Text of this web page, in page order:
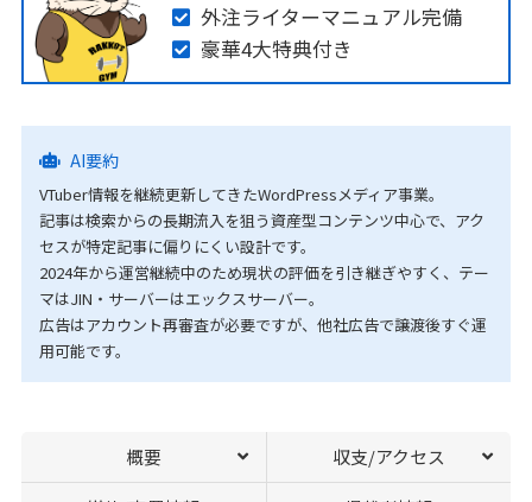
外注ライターマニュアル完備
豪華4大特典付き
AI要約
VTuber情報を継続更新してきたWordPressメディア事業。
記事は検索からの長期流入を狙う資産型コンテンツ中心で、アク
セスが特定記事に偏りにくい設計です。
2024年から運営継続中のため現状の評価を引き継ぎやすく、テー
マはJIN・サーバーはエックスサーバー。
広告はアカウント再審査が必要ですが、他社広告で譲渡後すぐ運
用可能です。
概要 収支/アクセス